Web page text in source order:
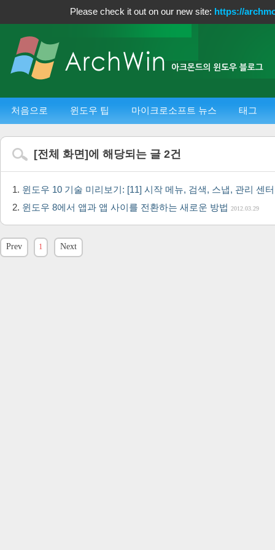
Please check it out on our new site: https://
처음으로 윈도우 팁 마이크로소프트 뉴스 태그
[전체 화면]에 해당되는 글 2건
윈도우 10 기술 미리보기: [11] 시작 메뉴, 검색, 스냅, 관리 센
윈도우 8에서 앱과 앱 사이를 전환하는 새로운 방법 2012.03.29
Prev 1 Next